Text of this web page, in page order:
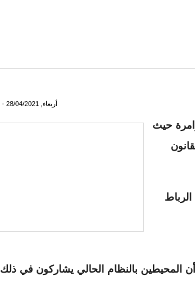
مني
أربعاء, 28/04/2021 - 23:36
حيث
المحيطين بالنظام الحالي يشاركون في ذلك